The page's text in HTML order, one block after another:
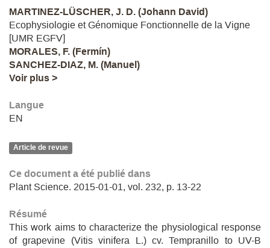
MARTINEZ-LÜSCHER, J. D. (Johann David)
Ecophysiologie et Génomique Fonctionnelle de la Vigne
[UMR EGFV]
MORALES, F. (Fermín)
SANCHEZ-DIAZ, M. (Manuel)
Voir plus >
Langue
EN
Article de revue
Ce document a été publié dans
Plant Science. 2015-01-01, vol. 232, p. 13-22
Résumé
This work aims to characterize the physiological response
of grapevine (Vitis vinifera L.) cv. Tempranillo to UV-B